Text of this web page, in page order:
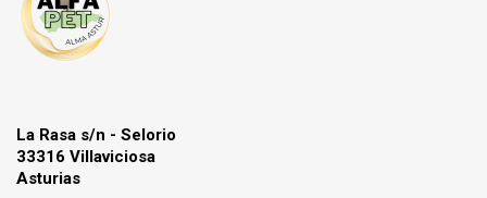
La Rasa s/n - Selorio
33316 Villaviciosa
Asturias